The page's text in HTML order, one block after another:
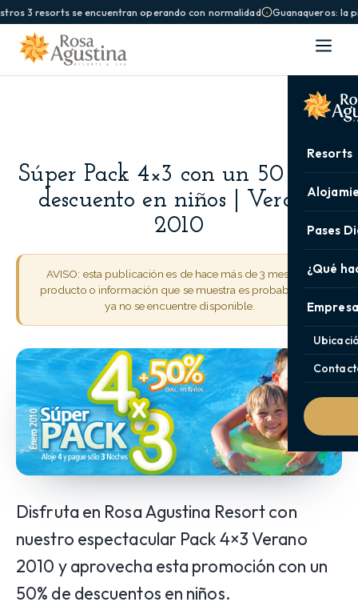
3 resorts se encuentran operando con normalidad Guanaqueros: la
Resorts
Pases
¿Qué
Súper Pack 4×3 con un 50 % de
descuento en niños | Verano
2010
AVISO: esta publicación es de hace más de 3 meses. El
producto o información que se muestra es probable que
ya no se encuentre disponible.
Disfruta en Rosa Agustina Resort con
nuestro espectacular Pack 4×3 Verano
2010 y aprovecha esta promoción con un
50% de descuentos en niños.